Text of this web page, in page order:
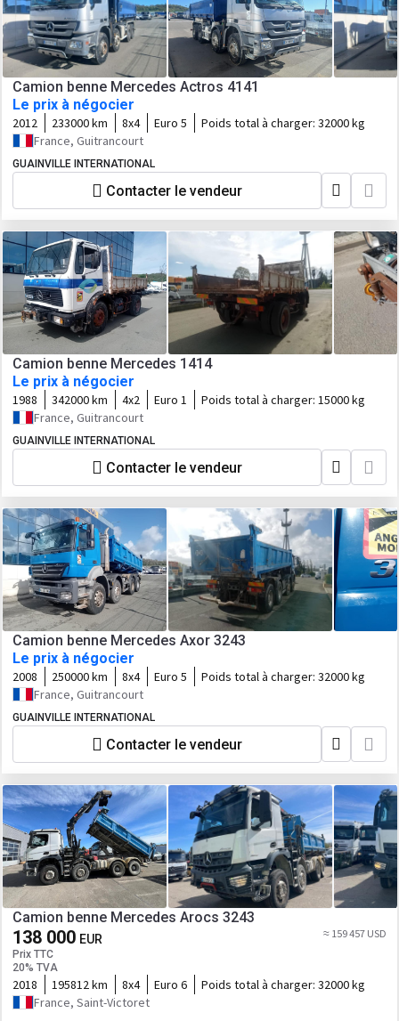
Camion benne Mercedes Actros 4141
Le prix à négocier
2012 233000 km 8x4 Euro 5 Poids total à charger: 32000 kg
France, Guitrancourt
GUAINVILLE INTERNATIONAL
Contacter le vendeur
Camion benne Mercedes 1414
Le prix à négocier
1988 342000 km 4x2 Euro 1 Poids total à charger: 15000 kg
France, Guitrancourt
GUAINVILLE INTERNATIONAL
Contacter le vendeur
Camion benne Mercedes Axor 3243
Le prix à négocier
2008 250000 km 8x4 Euro 5 Poids total à charger: 32000 kg
France, Guitrancourt
GUAINVILLE INTERNATIONAL
Contacter le vendeur
Camion benne Mercedes Arocs 3243
138 000 EUR
Prix TTC
20% TVA
≈ 159 457 USD
2018 195812 km 8x4 Euro 6 Poids total à charger: 32000 kg
France, Saint-Victoret